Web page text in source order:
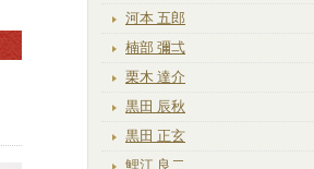
河本 五郎
楠部 彌弌
栗木 達介
黒田 辰秋
黒田 正玄
鯉江 良二